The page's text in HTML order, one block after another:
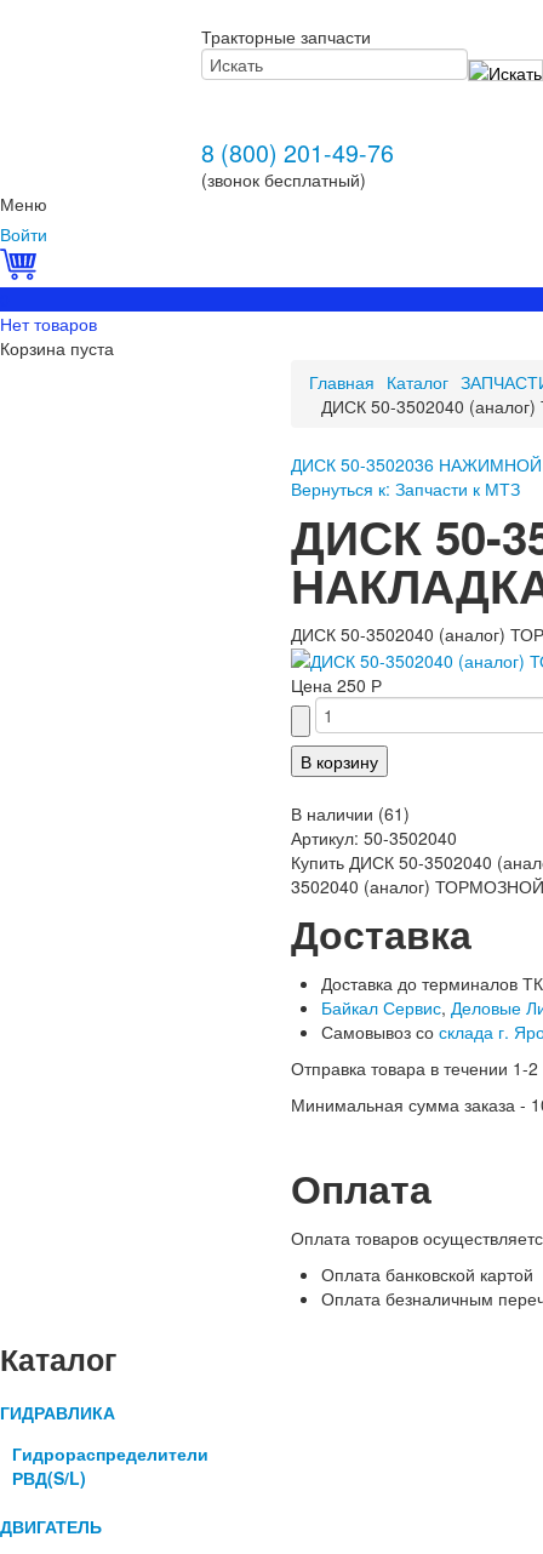
Тракторные запчасти
8 (800) 201-49-76
(звонок бесплатный)
Меню
Войти
Нет товаров
Корзина пуста
Главная Каталог
ДИСК 50-3502040
ДИСК 50-3502036
Вернуться к: Запчасти к МТЗ
ДИСК 50-
ДИСК 50-3502040 (аналог)
Цена 250 Р
В наличии (61)
Артикул: 50-3502040
Купить ДИСК 50-3502040
3502040 (аналог) ТОРМОЗНОЙ
Доставка
Доставка до терминалов
Байкал Сервис, Деловые
Самовывоз со склада г.
Отправка товара в течении 1-
Минимальная сумма заказа -
Оплата
Оплата товаров
Оплата банковской картой
Оплата безналичным
Каталог
ГИДРАВЛИКА
Гидрораспределители
РВД(S/L)
ДВИГАТЕЛЬ